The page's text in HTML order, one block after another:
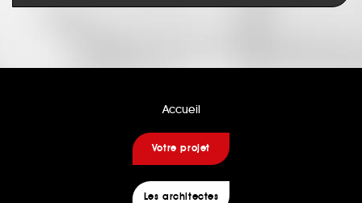
Accueil
Votre projet
Les architectes